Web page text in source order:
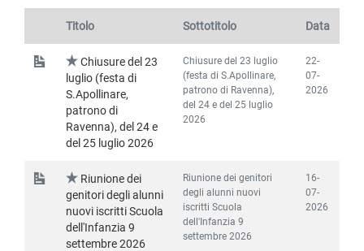
Titolo Sottotitolo Data
Chiusure del 23
luglio (festa di
S.Apollinare,
patrono di
Ravenna), del 24 e
del 25 luglio 2026
Chiusure del 23 luglio
(festa di S.Apollinare,
patrono di Ravenna),
del 24 e del 25 luglio
2026
22-
07-
2026
Riunione dei
genitori degli alunni
nuovi iscritti Scuola
dell'Infanzia 9
settembre 2026
Riunione dei genitori
degli alunni nuovi
iscritti Scuola
dell'Infanzia 9
settembre 2026
16-
07-
2026